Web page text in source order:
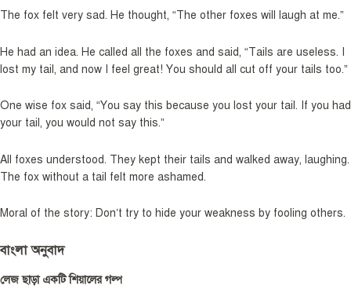
The fox felt very sad. He thought, “The other foxes will laugh at me.”
He had an idea. He called all the foxes and said, “Tails are useless. I
lost my tail, and now I feel great! You should all cut off your tails too.”
One wise fox said, “You say this because you lost your tail. If you had
your tail, you would not say this.”
All foxes understood. They kept their tails and walked away, laughing.
The fox without a tail felt more ashamed.
Moral of the story: Don’t try to hide your weakness by fooling others.
বাংলা অনুবাদ
লেজ ছাড়া একটি শিয়ালের গল্প